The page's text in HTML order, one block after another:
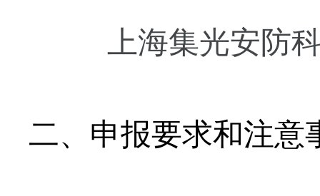
上海集光安防科
二、申报要求和注意